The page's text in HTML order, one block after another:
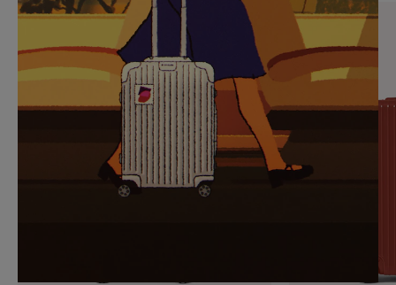
SUR
POUR
METTRE
PAUSE
VEUILLEZ
CLIQUER
POUR
RÉACTIVER
LE
SON